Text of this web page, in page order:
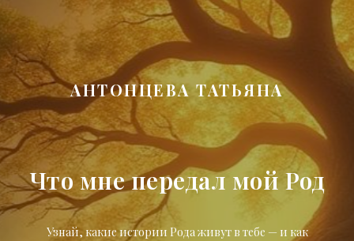
АНТОНЦЕВА ТАТЬЯНА
Что мне передал мой Род
Узнай, какие истории Рода живут в тебе — и как